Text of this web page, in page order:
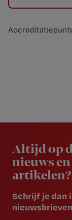
Altijd op
nieuws
artikelen?
Schrijf je dan